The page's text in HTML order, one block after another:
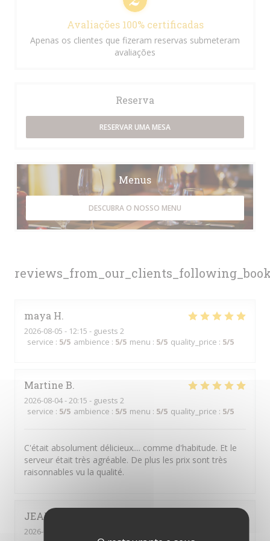
maya H
2026-08-05 - 12:15 - guests 2
service : 5/5 ambience : 5/5 menu : 5/5 quality_price : 5/5
Martine B
2026-08-04- 20:15 - guests 2
service : 5/5 ambience : 5/5 menu : 5/5 quality_price : 5/5
C'était absolument délicieux.... comme d'habitude. Et le
serveur était très agréable. De plus les prix sont très
raisonnables vu la qualité.
JEAN-CHRISTOPHE
2026-07-24
Avaliações 100% certificadas
Apenas os clientes que fizeram reservas submeteram
avaliações
Reserva
RESERVAR UMA MESA
Menus
DESCUBRA O NOSSO MENU